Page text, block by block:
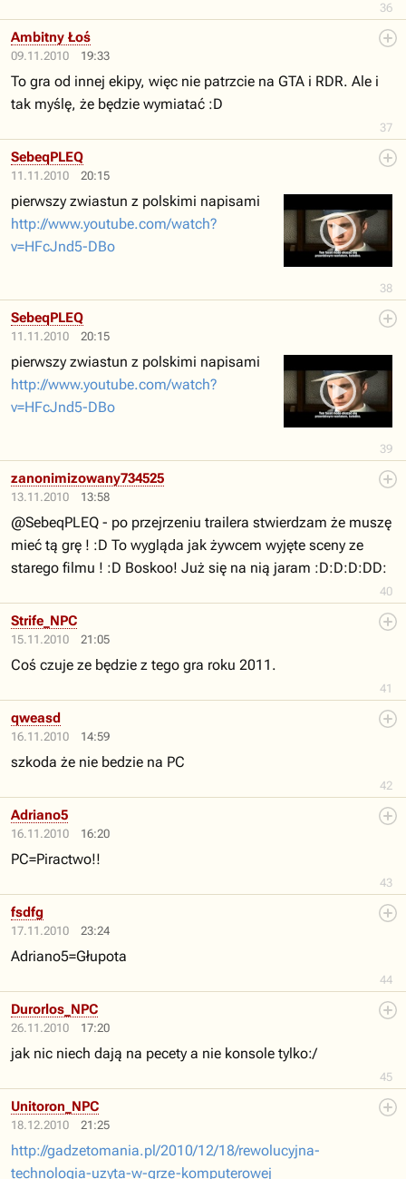
36
09.11.2010 19:33
37
Ambitny Łoś
To gra od innej ekipy, więc nie patrzcie na GTA i RDR. Ale i
tak myślę, że będzie wymiatać :D
11.11.2010 20:15
38
SebeqPLEQ
pierwszy zwiastun z polskimi napisami
http://www.youtube.com/watch?
v=HFcJnd5-DBo
11.11.2010 20:15
39
SebeqPLEQ
pierwszy zwiastun z polskimi napisami
http://www.youtube.com/watch?
v=HFcJnd5-DBo
13.11.2010 13:58
40
zanonimizowany734525
@SebeqPLEQ - po przejrzeniu trailera stwierdzam że muszę
mieć tą grę ! :D To wygląda jak żywcem wyjęte sceny ze
starego filmu ! :D Boskoo! Już się na nią jaram :D:D:D:DD:
15.11.2010 21:05
41
Strife_NPC
Coś czuje ze będzie z tego gra roku 2011.
16.11.2010 14:59
42
qweasd
szkoda że nie bedzie na PC
16.11.2010 16:20
43
Adriano5
PC=Piractwo!!
17.11.2010 23:24
44
fsdfg
Adriano5=Głupota
26.11.2010 17:20
45
Durorlos_NPC
jak nic niech dają na pecety a nie konsole tylko:/
18.12.2010 21:25
Unitoron_NPC
http://gadzetomania.pl/2010/12/18/rewolucyjna-
technologia-uzyta-w-grze-komputerowej